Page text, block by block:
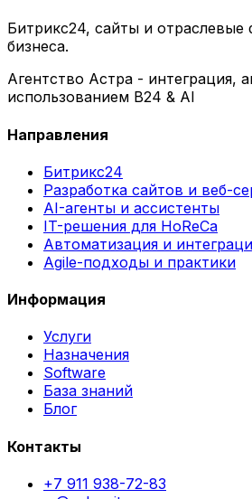
Битрикс24, сайты и отраслевые
бизнеса.
Агентство Астра - интеграция,
использованием B24 & AI
Направления
Битрикс24
Разработка сайтов и веб-
AI-агенты и ассистенты
IT-решения для HoReCa
Автоматизация и
Agile-подходы и практики
Информация
Услуги
Назначения
Software
База знаний
Блог
Контакты
+7 911 938-72-83